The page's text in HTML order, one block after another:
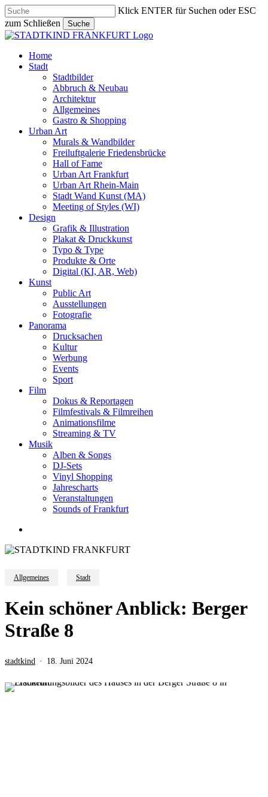
Skip
to
main
content
Klick ENTER für Suchen oder ESC
zum Schließen
Suche
Close
search
Menu
Home
Stadt
Stadtbilder
Abbruch & Neubau
Architektur
Allgemeines
Gastro & Shopping
Urban Art
Murals & Wandbilder
Freiluftgalerie Friedensbrücke
Hall of Fame
Urban Art Frankfurt
Urban Art Rhein-Main
Stadt Wand Kunst (MA)
Meeting of Styles (WI)
Design
Grafik & Illustration
Plakat & Druckkunst
Typo & Type
Produkte & Orte
Digital (KI, AR, Web)
Kunst
Public Art
Ausstellungen
Fotografie
Panorama
Drucksachen
Kultur
Werbung
Events
Sport
Film
Dokus & Reportagen
Filmfestivals & Filmreihen
Animationsfilme
Streaming & TV
Musik
Alben & Songs
DJ-Sets
Vinyl Shopping
Jahrescharts
Veranstaltungen
Sounds of Frankfurt
Allgemeines Stadt
Kein schöner Anblick: Berger
Straße 8
stadtkind 18. Juni 2024